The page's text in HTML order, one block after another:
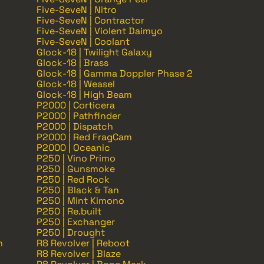
Five-SeveN | Nitro
Five-SeveN | Contractor
Five-SeveN | Violent Daimyo
Five-SeveN | Coolant
Glock-18 | Twilight Galaxy
Glock-18 | Brass
Glock-18 | Gamma Doppler Phase 2
Glock-18 | Weasel
Glock-18 | High Beam
P2000 | Corticera
P2000 | Pathfinder
P2000 | Dispatch
P2000 | Red FragCam
P2000 | Oceanic
P250 | Vino Primo
P250 | Gunsmoke
P250 | Red Rock
P250 | Black & Tan
P250 | Mint Kimono
P250 | Re.built
P250 | Exchanger
P250 | Drought
R8 Revolver | Reboot
R8 Revolver | Blaze